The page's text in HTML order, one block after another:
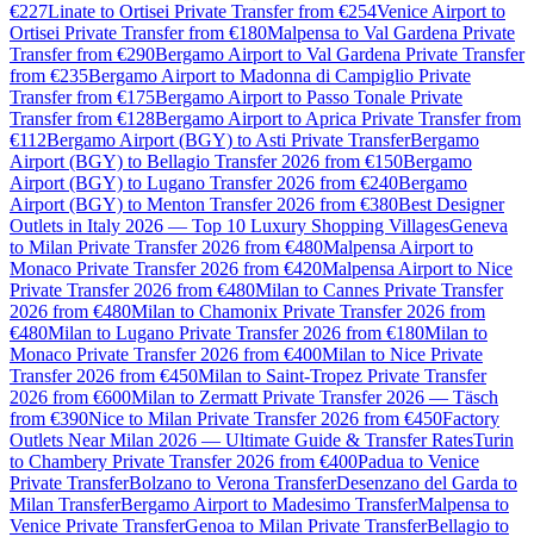
€227Linate to Ortisei Private Transfer from €254Venice Airport to
Ortisei Private Transfer from €180Malpensa to Val Gardena Private
Transfer from €290Bergamo Airport to Val Gardena Private Transfer
from €235Bergamo Airport to Madonna di Campiglio Private
Transfer from €175Bergamo Airport to Passo Tonale Private
Transfer from €128Bergamo Airport to Aprica Private Transfer from
€112Bergamo Airport (BGY) to Asti Private TransferBergamo
Airport (BGY) to Bellagio Transfer 2026 from €150Bergamo
Airport (BGY) to Lugano Transfer 2026 from €240Bergamo
Airport (BGY) to Menton Transfer 2026 from €380Best Designer
Outlets in Italy 2026 — Top 10 Luxury Shopping VillagesGeneva
to Milan Private Transfer 2026 from €480Malpensa Airport to
Monaco Private Transfer 2026 from €420Malpensa Airport to Nice
Private Transfer 2026 from €480Milan to Cannes Private Transfer
2026 from €480Milan to Chamonix Private Transfer 2026 from
€480Milan to Lugano Private Transfer 2026 from €180Milan to
Monaco Private Transfer 2026 from €400Milan to Nice Private
Transfer 2026 from €450Milan to Saint-Tropez Private Transfer
2026 from €600Milan to Zermatt Private Transfer 2026 — Täsch
from €390Nice to Milan Private Transfer 2026 from €450Factory
Outlets Near Milan 2026 — Ultimate Guide & Transfer RatesTurin
to Chambery Private Transfer 2026 from €400Padua to Venice
Private TransferBolzano to Verona TransferDesenzano del Garda to
Milan TransferBergamo Airport to Madesimo TransferMalpensa to
Venice Private TransferGenoa to Milan Private TransferBellagio to